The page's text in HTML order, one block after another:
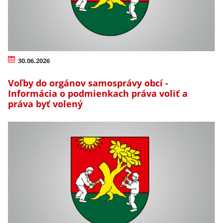
30.06.2026
Voľby do orgánov samosprávy obcí -
Informácia o podmienkach práva voliť a
práva byť volený